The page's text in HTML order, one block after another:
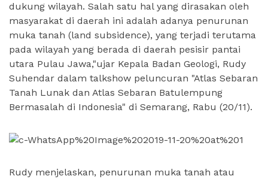
dukung wilayah. Salah satu hal yang dirasakan oleh
masyarakat di daerah ini adalah adanya penurunan
muka tanah (land subsidence), yang terjadi terutama
pada wilayah yang berada di daerah pesisir pantai
utara Pulau Jawa,"ujar Kepala Badan Geologi, Rudy
Suhendar dalam talkshow peluncuran "Atlas Sebaran
Tanah Lunak dan Atlas Sebaran Batulempung
Bermasalah di Indonesia" di Semarang, Rabu (20/11).
Rudy menjelaskan, penurunan muka tanah atau